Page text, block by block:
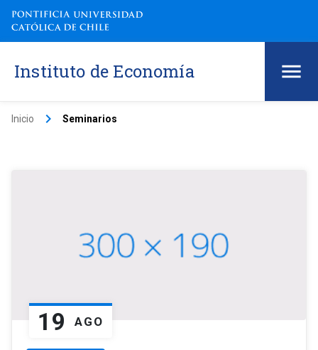
Instituto de Economía
Inicio keyboard_arrow_right Seminarios
19 AGO